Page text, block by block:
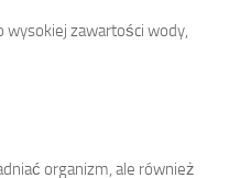
wysokiej zawartości wody,
organizm, ale również